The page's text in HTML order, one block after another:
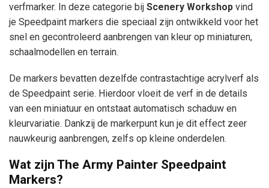
verfmarker. In deze categorie bij Scenery Workshop vind
je Speedpaint markers die speciaal zijn ontwikkeld voor het
snel en gecontroleerd aanbrengen van kleur op miniaturen,
schaalmodellen en terrain.
De markers bevatten dezelfde contrastachtige acrylverf als
de Speedpaint serie. Hierdoor vloeit de verf in de details
van een miniatuur en ontstaat automatisch schaduw en
kleurvariatie. Dankzij de markerpunt kun je dit effect zeer
nauwkeurig aanbrengen, zelfs op kleine onderdelen.
Wat zijn The Army Painter Speedpaint
Markers?